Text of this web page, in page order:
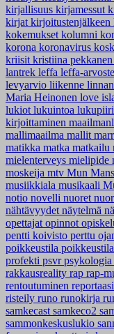
kirjallisuus kirjamessut
kirjat kirjoitustenjälkeen
kokemukset kolumni
korona koronavirus
kriisit kristiina pekkanen
lantrek leffa leffa-
levyarvio liikenne
Maria Heinonen love
lukiot lukuintoa lukupiiri
kirjoittaminen
mallimaailma mallit
matikka matka matkailu
mielenterveys mielipide
moskeija mtv Mun
musiikkiala musikaali
notio novelli nuoret
nähtävyydet näytelmä
opettajat opinnot
pentti koivisto perttu
poikkeustila
profekti psvrpsykologia
rakkausreality rap rap-
rentoutuminen reportaasi
risteily runo runokirja
samkecast samkeco2
sammonkeskuslukio